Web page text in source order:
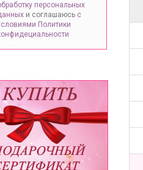
персональных
и соглашаюсь с
Политики